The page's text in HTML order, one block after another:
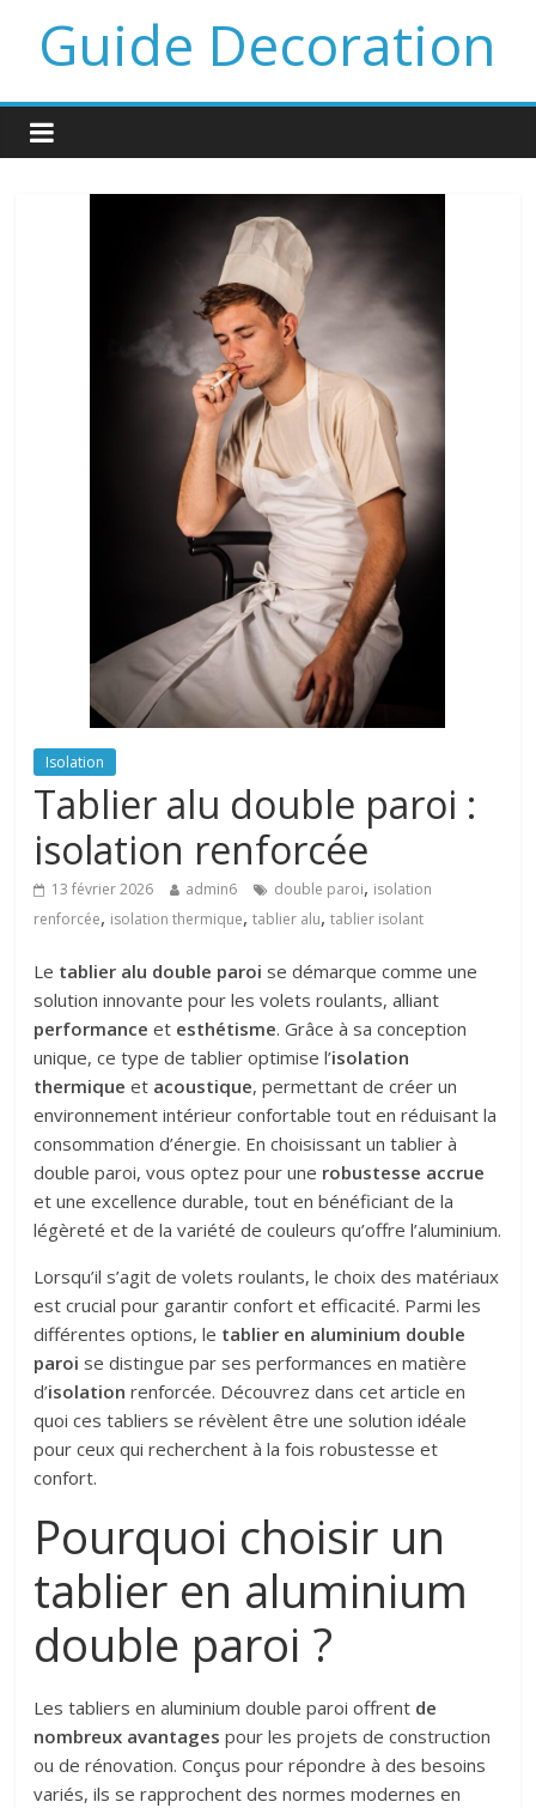
Guide Decoration
Isolation
Tablier alu double paroi :
isolation renforcée
13 février 2026 admin6 double paroi, isolation
renforcée, isolation thermique,tablier alu,tablier isolant
Le tablier alu double paroi se démarque comme une
solution innovante pour les volets roulants, alliant
performance et esthétisme. Grâce à sa conception
unique, ce type de tablier optimise l’isolation
thermique et acoustique, permettant de créer un
environnement intérieur confortable tout en réduisant la
consommation d’énergie. En choisissant un tablier à
double paroi, vous optez pour une robustesse accrue
et une excellence durable, tout en bénéficiant de la
légèreté et de la variété de couleurs qu’offre l’aluminium.
Lorsqu’il s’agit de volets roulants, le choix des matériaux
est crucial pour garantir confort et efficacité. Parmi les
différentes options, le tablier en aluminium double
paroi se distingue par ses performances en matière
d’isolation renforcée. Découvrez dans cet article en
quoi ces tabliers se révèlent être une solution idéale
pour ceux qui recherchent à la fois robustesse et
confort.
Pourquoi choisir un
tablier en aluminium
double paroi ?
Les tabliers en aluminium double paroi offrent de
nombreux avantages pour les projets de construction
ou de rénovation. Conçus pour répondre à des besoins
variés, ils se rapprochent des normes modernes en